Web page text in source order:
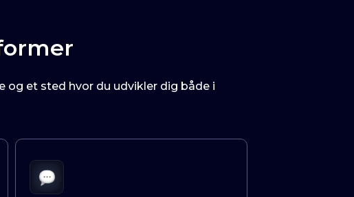
og et sted hvor du udvikler dig både i